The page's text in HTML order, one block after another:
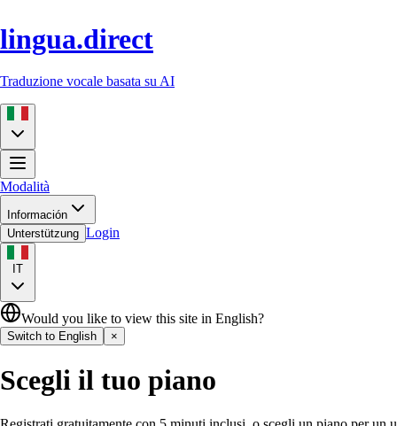
lingua.direct
Traduzione vocale basata su AI
Modalità
Información
Unterstützung Login
IT
Would you like to view this site in English?
Switch to English ×
Scegli il tuo piano